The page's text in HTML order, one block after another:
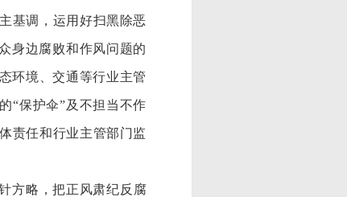
基调，运用好扫黑除恶
身边腐败和作风问题的
环境、交通等行业主管
“保护伞”及不担当不作
责任和行业主管部门监
方略，把正风肃纪反腐